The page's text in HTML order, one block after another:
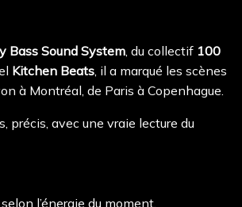
Bass Sound System, du collectif 100
Kitchen Beats, il a marqué les scènes
à Montréal, de Paris à Copenhague.
précis, avec une vraie lecture du
l’énergie du moment.